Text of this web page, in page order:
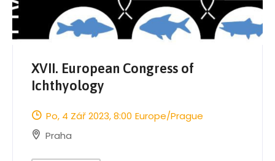
XVII. European Congress of
Ichthyology
Po, 4 Zář 2023, 8:00 Europe/Prague
Praha